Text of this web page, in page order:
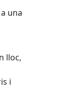
una
lloc,
i